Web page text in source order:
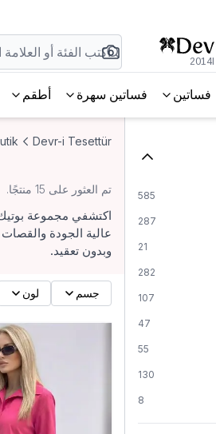
فساتين فساتين سهرة أطقم
585
287
21
282
107
47
55
130
8
151
Devr-i Tesettür
تم العثور على 15 منتجًا.
اكتشفي مجموعة
عالية الجودة
وبدون تعقيد.
جسم لون